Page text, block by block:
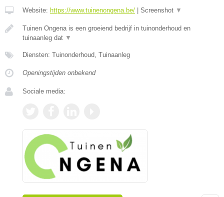
Website: https://www.tuinenongena.be/ Screenshot ▼
Tuinen Ongena is een groeiend bedrijf in tuinonderhoud en
tuinaanleg dat ▼
Diensten: Tuinonderhoud, Tuinaanleg
Openingstijden onbekend
Sociale media: